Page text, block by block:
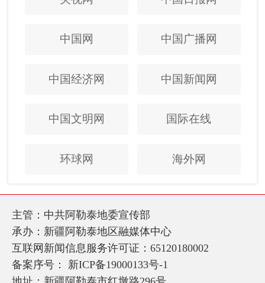
中国网 中国广播网
中国经济网 中国新闻网
中国文明网 国际在线
环球网 海外网
主管：中共阿勒泰地委宣传部
承办：新疆阿勒泰地区融媒体中心
互联网新闻信息服务许可证：65120180002
备案序号： 新ICP备19000133号-1